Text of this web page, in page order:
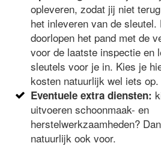
opleveren, zodat jij niet
het inleveren van de sleutel.
doorlopen het pand met de
voor de laatste inspectie en
sleutels voor je in. Kies je
kosten natuurlijk wel iets op.
Eventuele extra diensten:
uitvoeren schoonmaak- en
herstelwerkzaamheden?
natuurlijk ook voor.